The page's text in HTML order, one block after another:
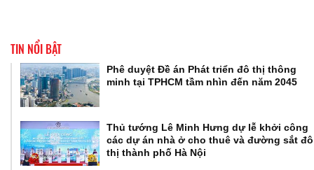
TIN NỔI BẬT
Phê duyệt Đề án Phát triển đô thị thông
minh tại TPHCM tầm nhìn đến năm 2045
Thủ tướng Lê Minh Hưng dự lễ khởi công
các dự án nhà ở cho thuê và đường sắt đô
thị thành phố Hà Nội